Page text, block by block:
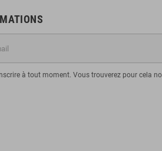
à tout moment. Vous trouverez pour cela